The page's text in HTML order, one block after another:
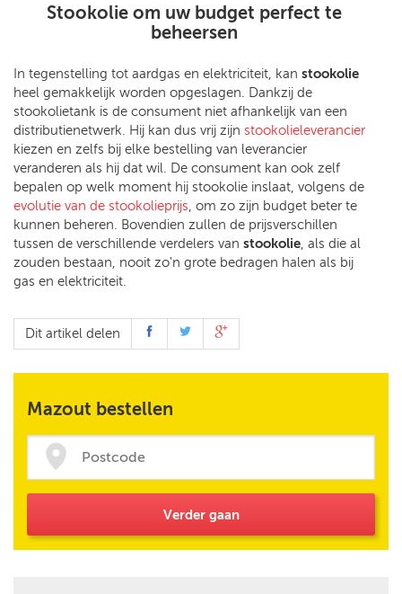
Stookolie om uw budget perfect te
beheersen
In tegenstelling tot aardgas en elektriciteit, kan stookolie
heel gemakkelijk worden opgeslagen. Dankzij de
stookolietank is de consument niet afhankelijk van een
distributienetwerk. Hij kan dus vrij zijn stookolieleverancier
kiezen en zelfs bij elke bestelling van leverancier
veranderen als hij dat wil. De consument kan ook zelf
bepalen op welk moment hij stookolie inslaat, volgens de
evolutie van de stookolieprijs, om zo zijn budget beter te
kunnen beheren. Bovendien zullen de prijsverschillen
tussen de verschillende verdelers van stookolie, als die al
zouden bestaan, nooit zo'n grote bedragen halen als bij
gas en elektriciteit.
Dit artikel delen
Mazout bestellen
Verder gaan